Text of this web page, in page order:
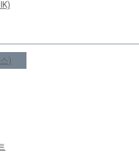
)
에서 제외된
같은 과목들에 대한 교원양성과정
학부들은 문을 닫게 될 지경에
자격제도-수학, 영어, 과학 2과목,